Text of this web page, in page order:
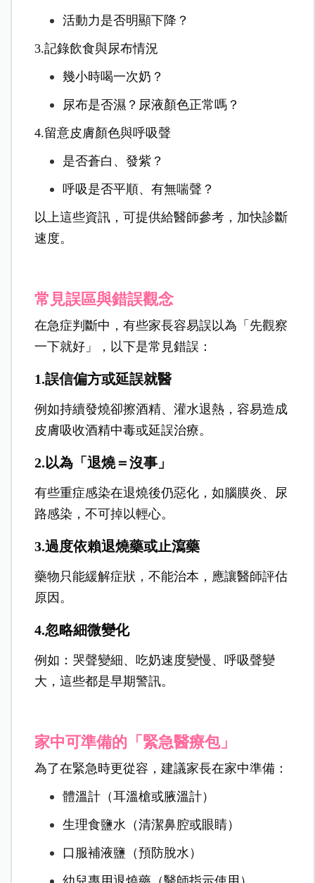
活動力是否明顯下降？
3.記錄飲食與尿布情況
幾小時喝一次奶？
尿布是否濕？尿液顏色正常嗎？
4.留意皮膚顏色與呼吸聲
是否蒼白、發紫？
呼吸是否平順、有無喘聲？
以上這些資訊，可提供給醫師參考，加快診斷
速度。
常見誤區與錯誤觀念
在急症判斷中，有些家長容易誤以為「先觀察
一下就好」，以下是常見錯誤：
1.誤信偏方或延誤就醫
例如持續發燒卻擦酒精、灌水退熱，容易造成
皮膚吸收酒精中毒或延誤治療。
2.以為「退燒＝沒事」
有些重症感染在退燒後仍惡化，如腦膜炎、尿
路感染，不可掉以輕心。
3.過度依賴退燒藥或止瀉藥
藥物只能緩解症狀，不能治本，應讓醫師評估
原因。
4.忽略細微變化
例如：哭聲變細、吃奶速度變慢、呼吸聲變
大，這些都是早期警訊。
家中可準備的「緊急醫療包」
為了在緊急時更從容，建議家長在家中準備：
體溫計（耳溫槍或腋溫計）
生理食鹽水（清潔鼻腔或眼睛）
口服補液鹽（預防脫水）